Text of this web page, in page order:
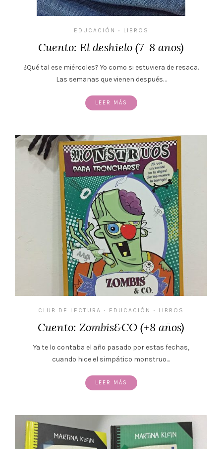
EDUCACIÓN • LIBROS
Cuento: El deshielo (7-8 años)
¿Qué tal ese miércoles? Yo como si estuviera de resaca.
Las semanas que vienen después…
LEER MÁS
CLUB DE LECTURA • EDUCACIÓN • LIBROS
Cuento: Zombis&CO (+8 años)
Ya te lo contaba el año pasado por estas fechas,
cuando hice el simpático monstruo…
LEER MÁS